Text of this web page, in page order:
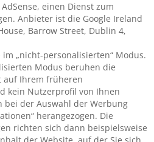
einen Dienst zum
Anbieter ist die Google Ireland
Barrow Street, Dublin 4,
„nicht-personalisierten“ Modus.
Modus beruhen die
auf Ihrem früheren
kein Nutzerprofil von Ihnen
bei der Auswahl der Werbung
herangezogen. Die
richten sich dann beispielsweise